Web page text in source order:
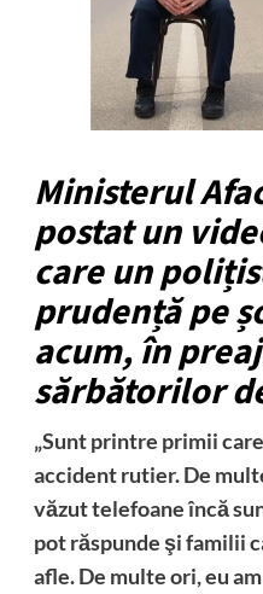
Ministerul
postat un
care un
prudență pe
acum, în
sărbătorilor
„Sunt printre primii
accident rutier. De
văzut telefoane încă
pot răspunde şi familii
afle. De multe ori, eu